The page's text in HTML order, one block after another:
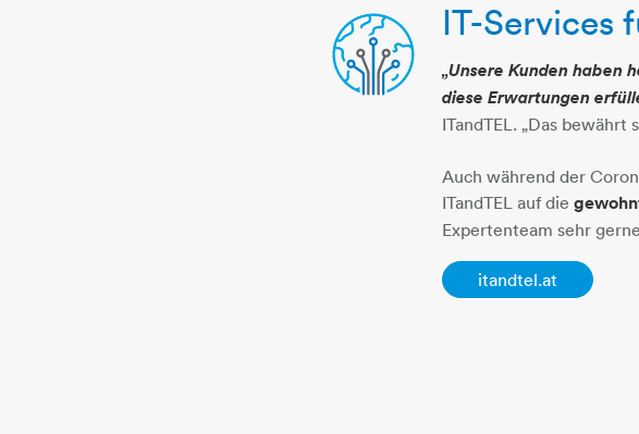
glasfaser-weltkugel
IT-Services
„Unsere Kunden haben
diese Erwartungen
ITandTEL. „Das
Auch während der
ITandTEL auf die
Expertenteam sehr
itandtel.at